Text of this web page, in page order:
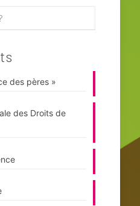
des pères »
des Droits de